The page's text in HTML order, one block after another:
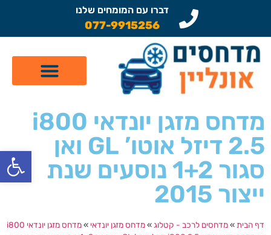
דברו עם המומחים שלנו
077-9915256
מדחס מזגן יונדאי i800
2.5 דיזל אוטו’ GL ואן
סגור 1+2 נוסעים שנת
ייצור 2015
דף הבית »מדחסים לרכב - קטלוג »מדחס מזגן יונדאי »מדחס מזגן יונדאי i800